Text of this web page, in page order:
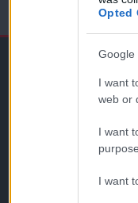
Opted
Google
I want
web or
I want
I want